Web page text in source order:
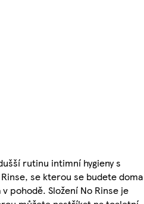
rutinu intimní hygieny s
se kterou se budete doma
pohodě. Složení No Rinse je